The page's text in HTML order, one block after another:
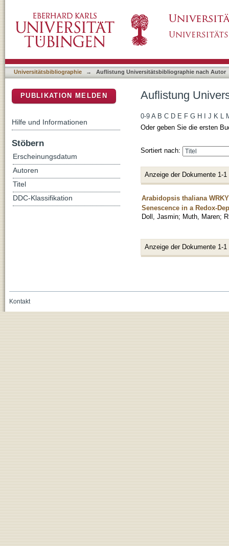
Universitätsbibliographie → Auflistung Universitätsbibliographie nach Autor
Auflistung
0-9 A B C D E F G H J K L
Oder geben Sie die ersten
Sortiert nach:
Anzeige der Dokumente 1-1
Arabidopsis thaliana
Senescence in a Redox-
Doll, Jasmin; Muth, Maren;
Anzeige der Dokumente 1-1
PUBLIKATION MELDEN
Hilfe und Informationen
Stöbern
Erscheinungsdatum
Autoren
Titel
DDC-Klassifikation
Kontakt